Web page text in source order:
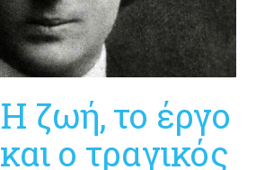
Η ζωή, το έργο
και ο τραγικός